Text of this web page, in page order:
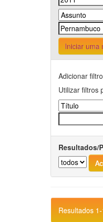
Iniciar uma
Adicionar
Utilizar filtros
Resultados/
Resultados